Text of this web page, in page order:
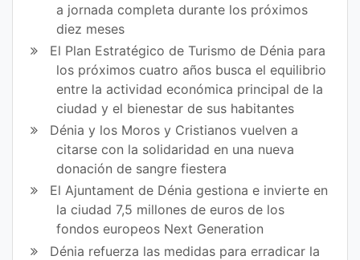
a jornada completa durante los próximos
diez meses
El Plan Estratégico de Turismo de Dénia para
los próximos cuatro años busca el equilibrio
entre la actividad económica principal de la
ciudad y el bienestar de sus habitantes
Dénia y los Moros y Cristianos vuelven a
citarse con la solidaridad en una nueva
donación de sangre fiestera
El Ajuntament de Dénia gestiona e invierte en
la ciudad 7,5 millones de euros de los
fondos europeos Next Generation
Dénia refuerza las medidas para erradicar la